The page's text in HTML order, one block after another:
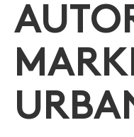
Galerie filmových
Autoři filmových
O projektu